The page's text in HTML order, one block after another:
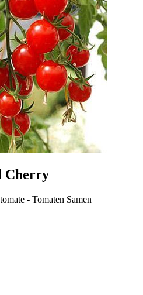
Cherry
- Tomaten Samen